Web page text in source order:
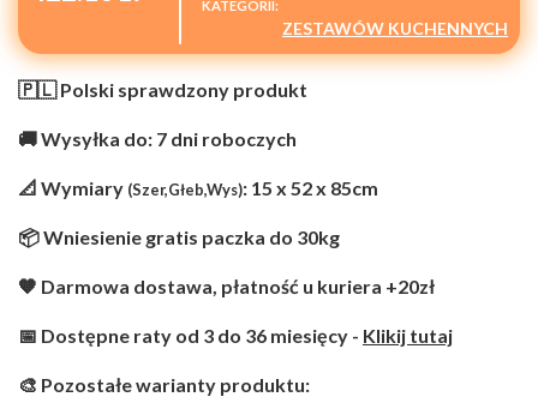
KATEGORII:
ZESTAWÓW KUCHENNYCH
🇵🇱 Polski sprawdzony produkt
🚚 Wysyłka do: 7 dni roboczych
📐 Wymiary (Szer,Głeb,Wys): 15 x 52 x 85cm
📦 Wniesienie gratis paczka do 30kg
🧡 Darmowa dostawa, płatność u kuriera +20zł
📅 Dostępne raty od 3 do 36 miesięcy - Klikij tutaj
🎨 Pozostałe warianty produktu: